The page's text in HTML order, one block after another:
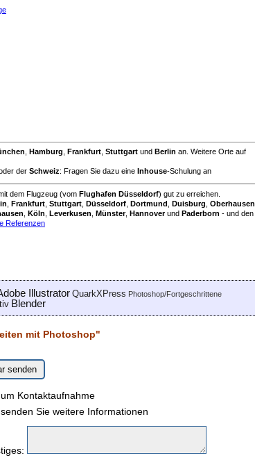
Hamburg Frankfurt Stuttgart und Berlin an. Weitere Orte auf
der Schweiz: Fragen Sie dazu eine Inhouse-Schulung an
dem Flugzeug (vom Flughafen Düsseldorf) gut zu erreichen.
Frankfurt Stuttgart Düsseldorf Dortmund Duisburg Oberhausen
Köln Leverkusen Münster, Hannoverund Paderborn - und den
Referenzen
Illustrator QuarkXPress Photoshop/Fortgeschrittene
Blender
mit Photoshop"
Kontaktaufnahme
Sie weitere Informationen